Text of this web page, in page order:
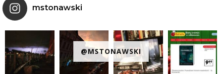
@MSTONAWSKI
mstonawski